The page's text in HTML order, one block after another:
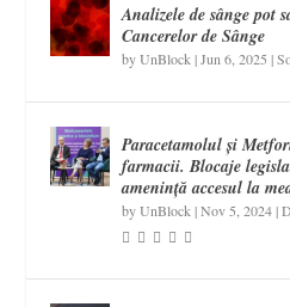
Analizele de sânge pot
Cancerelor de Sânge
byUnBlock |Jun 6, 2025 |
Paracetamolul și
farmacii. Blocaje
amenință accesul la
byUnBlock |Nov 5, 2024|